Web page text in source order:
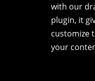
with our
plugin, it
customize
your